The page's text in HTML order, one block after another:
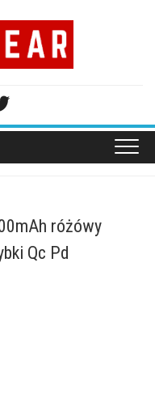
różówy
Qc Pd